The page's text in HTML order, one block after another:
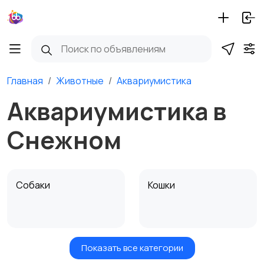
Главная Животные Аквариумистика
Аквариумистика в
Снежном
Собаки Кошки
Грызуны
Показать все категории